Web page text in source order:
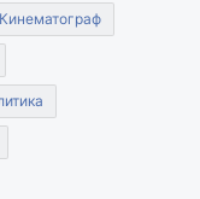
Кинематограф